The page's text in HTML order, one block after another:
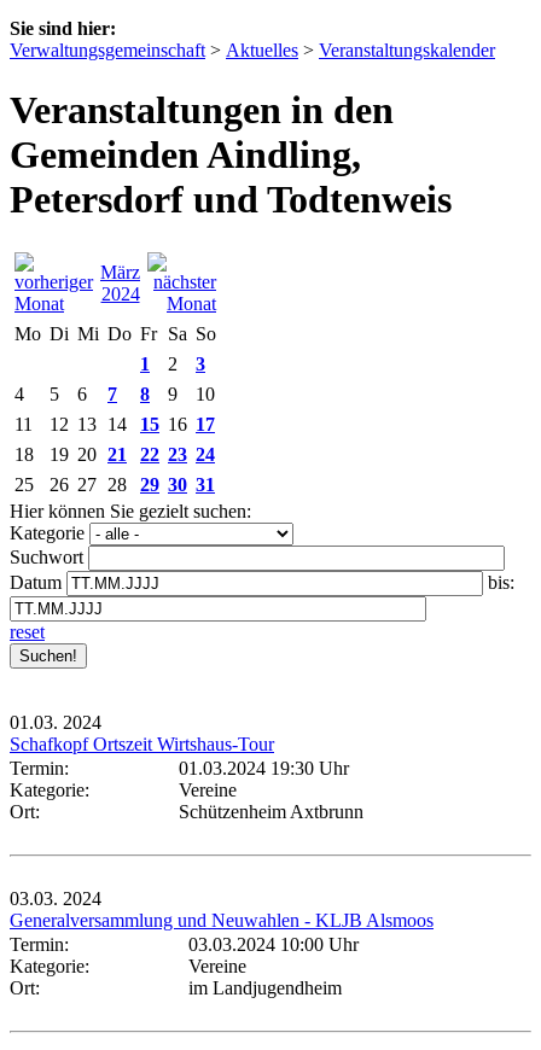
Sie sind hier:
Verwaltungsgemeinschaft > Aktuelles > Veranstaltungskalender
Veranstaltungen in den
Gemeinden Aindling,
Petersdorf und Todtenweis
März
2024
Mo Di Mi Do Fr Sa So
1
2
3
4
5 6 7 8 9
10
11
12 13 14 15 16 17
18
19 20 21 22 23 24
25
26 27 28 29 30 31
Hier können Sie gezielt suchen:
Kategorie
Suchwort
Datum
bis:
reset
01.03. 2024
Schafkopf Ortszeit Wirtshaus-Tour
Termin:
01.03.2024 19:30 Uhr
Kategorie:
Vereine
Ort:
Schützenheim Axtbrunn
03.03. 2024
Generalversammlung und Neuwahlen - KLJB Alsmoos
Termin:
03.03.2024 10:00 Uhr
Kategorie:
Vereine
Ort:
im Landjugendheim